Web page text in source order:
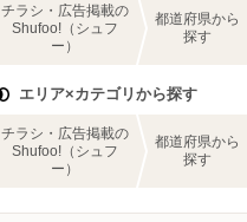
チラシ・広告掲載の
Shufoo!（シュフ
ー）
都道府県から
探す
エリア×カテゴリから探す
チラシ・広告掲載の
Shufoo!（シュフ
ー）
都道府県から
探す